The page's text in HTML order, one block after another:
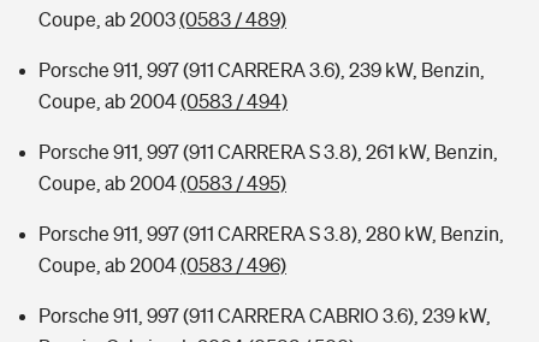
Coupe, ab 2003(0583 / 489)
Porsche 911, 997 (911 CARRERA 3.6), 239 kW, Benzin,
Coupe, ab 2004(0583 / 494)
Porsche 911, 997 (911 CARRERA S 3.8), 261 kW, Benzin,
Coupe, ab 2004(0583 / 495)
Porsche 911, 997 (911 CARRERA S 3.8), 280 kW, Benzin,
Coupe, ab 2004(0583 / 496)
Porsche 911, 997 (911 CARRERA CABRIO 3.6), 239 kW,